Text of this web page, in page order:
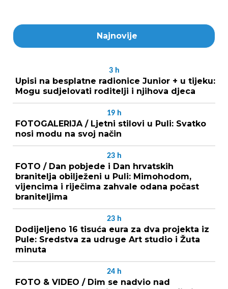
Najnovije
3 h
Upisi na besplatne radionice Junior + u tijeku:
Mogu sudjelovati roditelji i njihova djeca
19 h
FOTOGALERIJA / Ljetni stilovi u Puli: Svatko
nosi modu na svoj način
23 h
FOTO / Dan pobjede i Dan hrvatskih
branitelja obilježeni u Puli: Mimohodom,
vijencima i riječima zahvale odana počast
braniteljima
23 h
Dodijeljeno 16 tisuća eura za dva projekta iz
Pule: Sredstva za udruge Art studio i Žuta
minuta
24 h
FOTO & VIDEO / Dim se nadvio nad